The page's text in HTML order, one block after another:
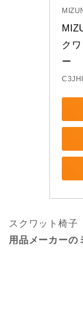
ク
ー
スクワット椅子
用品メーカーの